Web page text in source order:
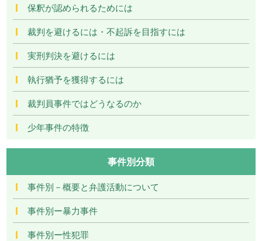
保釈が認められるためには
裁判を避けるには・不起訴を目指すには
実刑判決を避けるには
執行猶予を獲得するには
裁判員事件ではどうなるのか
少年事件の特徴
事件別分類
事件別－概要と弁護活動について
事件別ー暴力事件
事件別ー性犯罪